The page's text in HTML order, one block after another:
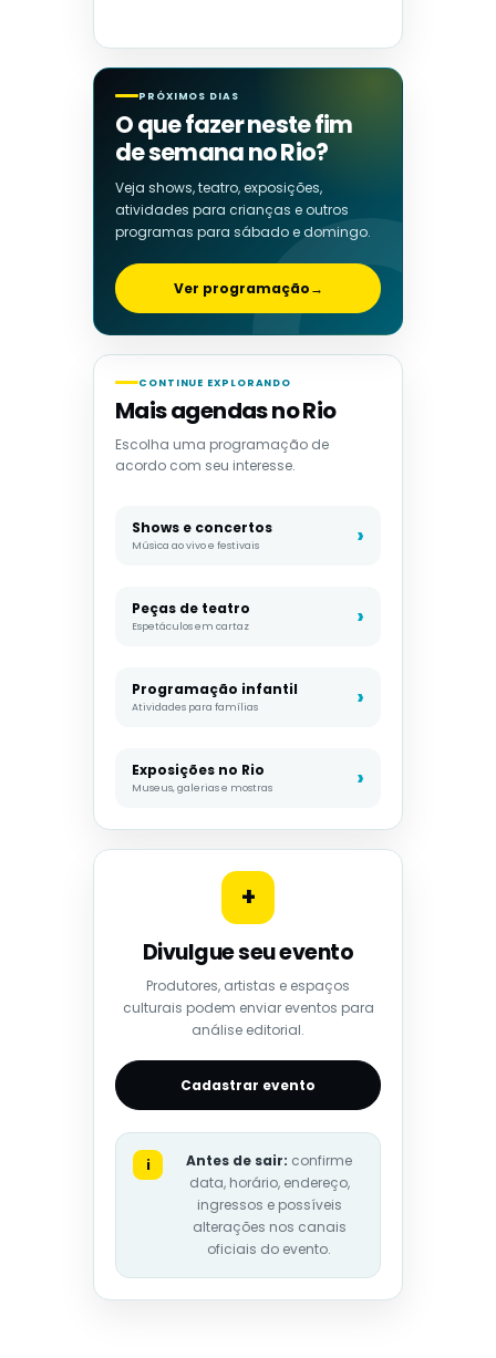
PRÓXIMOS DIAS
O que fazer neste fim
de semana no Rio?
Veja shows, teatro, exposições,
atividades para crianças e outros
programas para sábado e domingo.
Ver programação→
CONTINUE EXPLORANDO
Mais agendas no Rio
Escolha uma programação de
acordo com seu interesse.
Shows e concertos
Música ao vivo e festivais
Peças de teatro
Espetáculos em cartaz
Programação infantil
Atividades para famílias
Exposições no Rio
Museus, galerias e mostras
+
Divulgue seu evento
Produtores, artistas e espaços
culturais podem enviar eventos para
análise editorial.
Cadastrar evento
i Antes de sair: confirme
data, horário, endereço,
ingressos e possíveis
alterações nos canais
oficiais do evento.